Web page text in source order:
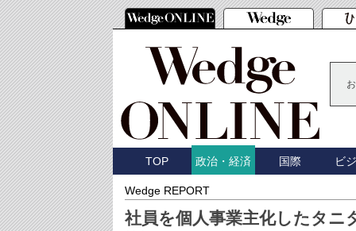
TOP 政治・経済 国際 ビ
Wedge REPORT
社員を個人事業主化したタ